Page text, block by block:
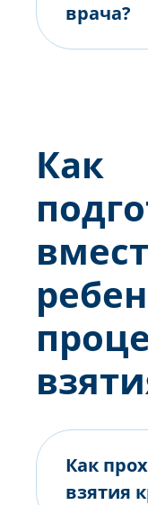
врача?
Как
Как
взятия